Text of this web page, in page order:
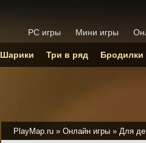
PlayMap.ru » Онлайн игры » Для
PC игры Мини игры
Шарики Три в ряд Бродилки